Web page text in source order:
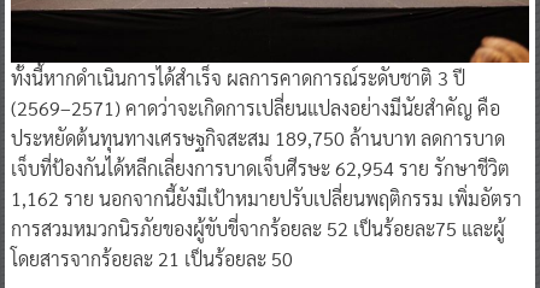
ทั้งนี้หากดำเนินการได้สำเร็จ ผลการคาดการณ์ระดับชาติ 3 ปี
(2569–2571) คาดว่าจะเกิดการเปลี่ยนแปลงอย่างมีนัยสำคัญ คือ
ประหยัดต้นทุนทางเศรษฐกิจสะสม 189,750 ล้านบาท ลดการบาด
เจ็บที่ป้องกันได้หลีกเลี่ยงการบาดเจ็บศีรษะ 62,954 ราย รักษาชีวิต
1,162 ราย นอกจากนี้ยังมีเป้าหมายปรับเปลี่ยนพฤติกรรม เพิ่มอัตรา
การสวมหมวกนิรภัยของผู้ขับขี่จากร้อยละ 52 เป็นร้อยละ75 และผู้
โดยสารจากร้อยละ 21 เป็นร้อยละ 50